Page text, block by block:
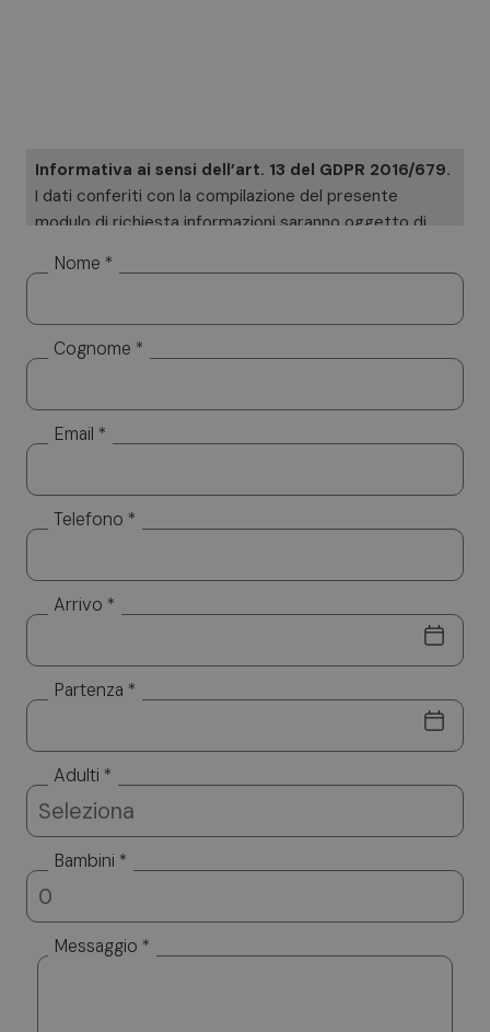
Informativa ai sensi dell’art. 13 del GDPR 2016/679.
I dati conferiti con la compilazione del presente
modulo di richiesta informazioni saranno oggetto di
saranno utilizzati esclusivamente per dare risposta
diffusi a soggetti terzi. Titolare del trattamento è
Altea Software SRL, cui potrà rivolgersi per l’esercizio
dati, d’integrazione, rettifica e cancellazione. Per la
visione dell’informativa completa si rimanda a:
Nome *
Cognome *
Email *
Telefono *
Arrivo *
Partenza *
Adulti *
Bambini *
Messaggio *